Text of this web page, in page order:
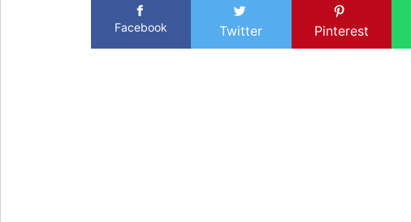
Facebook Twitter Pinterest